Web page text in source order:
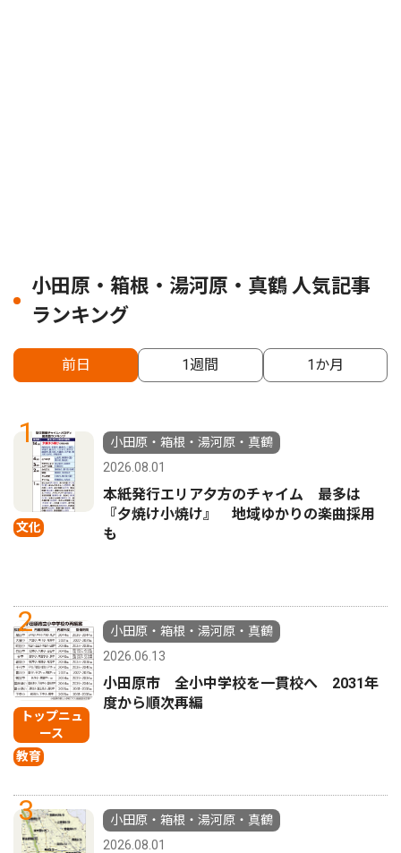
小田原・箱根・湯河原・真鶴 人気記事
ランキング
前日 1週間 1か月
1
文化
小田原・箱根・湯河原・真鶴
2026.08.01
本紙発行エリア夕方のチャイム 最多は
『夕焼け小焼け』 地域ゆかりの楽曲採用
も
2
トップニュ
ース
教育
小田原・箱根・湯河原・真鶴
2026.06.13
小田原市 全小中学校を一貫校へ 2031年
度から順次再編
3
小田原・箱根・湯河原・真鶴
2026.08.01